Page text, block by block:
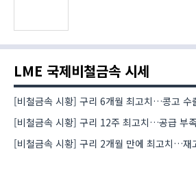
LME 국제비철금속 시세
[비철금속 시황] 구리 6개월 최고치…콩고 수
[비철금속 시황] 구리 12주 최고치…공급 부